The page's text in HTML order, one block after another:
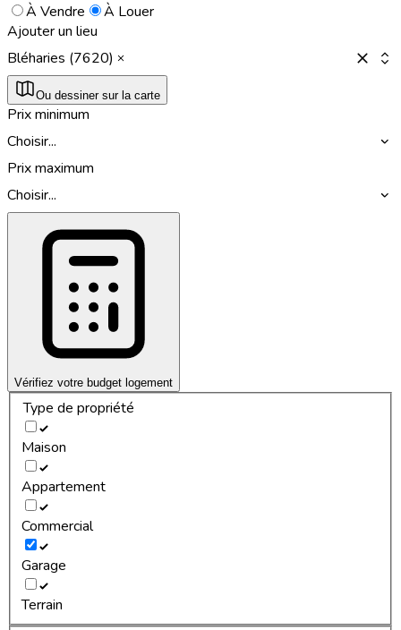
À Vendre
À Louer
Ajouter un lieu
Bléharies (7620)
Ou dessiner sur la carte
Prix minimum
Choisir...
Prix maximum
Choisir...
Vérifiez votre budget logement
Type de propriété
Maison
Appartement
Commercial
Garage
Terrain